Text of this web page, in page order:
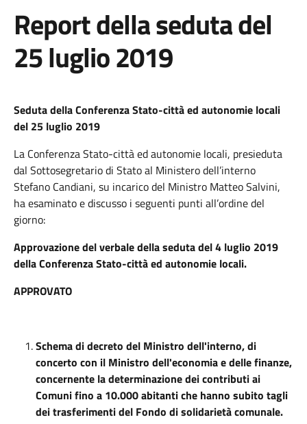
Report della seduta del
25 luglio 2019
Seduta della Conferenza Stato-città ed autonomie locali
del 25 luglio 2019
La Conferenza Stato-città ed autonomie locali, presieduta
dal Sottosegretario di Stato al Ministero dell’interno
Stefano Candiani, su incarico del Ministro Matteo Salvini,
ha esaminato e discusso i seguenti punti all’ordine del
giorno:
Approvazione del verbale della seduta del 4 luglio 2019
della Conferenza Stato-città ed autonomie locali.
APPROVATO
Schema di decreto del Ministro dell'interno, di
concerto con il Ministro dell'economia e delle finanze,
concernente la determinazione dei contributi ai
Comuni fino a 10.000 abitanti che hanno subito tagli
dei trasferimenti del Fondo di solidarietà comunale.